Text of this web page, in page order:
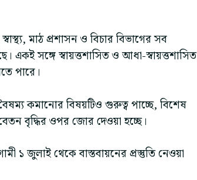
মাঠ প্রশাসন ও বিচার বিভাগের সব
একই সঙ্গে স্বায়ত্তশাসিত ও আধা-স্বায়ত্তশাসিত
পারে।
কমানোর বিষয়টিও গুরুত্ব পাচ্ছে, বিশেষ
বৃদ্ধির ওপর জোর দেওয়া হচ্ছে।
১ জুলাই থেকে বাস্তবায়নের প্রস্তুতি নেওয়া